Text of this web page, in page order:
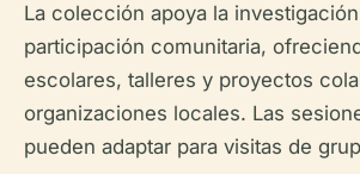
La colección apoya la
participación comunitaria,
escolares, talleres y proyectos
organizaciones locales. Las
pueden adaptar para visitas de